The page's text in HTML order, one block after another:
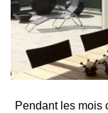
Pendant les mois